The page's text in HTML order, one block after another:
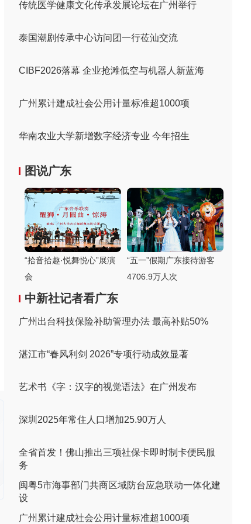
传统医学健康文化传承发展论坛在广州举行
泰国潮剧传承中心访问团一行莅汕交流
CIBF2026落幕 企业抢滩低空与机器人新蓝海
广州累计建成社会公用计量标准超1000项
华南农业大学新增数字经济专业 今年招生
图说广东
“拾音拾趣·悦舞悦心”展演
会
“五一”假期广东接待游客
4706.9万人次
中新社记者看广东
广州出台科技保险补助管理办法 最高补贴50%
湛江市“春风利剑 2026”专项行动成效显著
艺术书《字：汉字的视觉语法》在广州发布
深圳2025年常住人口增加25.90万人
全省首发！佛山推出三项社保卡即时制卡便民服
务
闽粤5市海事部门共商区域防台应急联动一体化建
设
广州累计建成社会公用计量标准超1000项